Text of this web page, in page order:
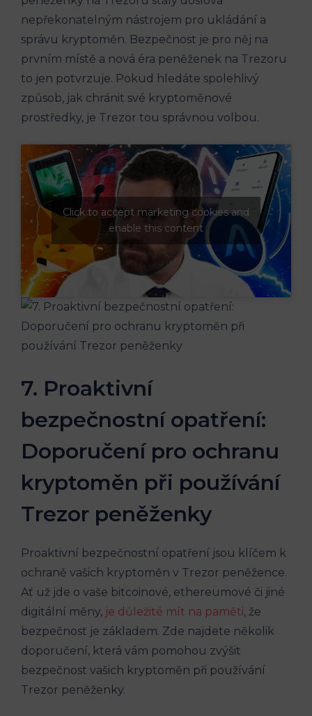
nepřekonatelným nástrojem pro ukládání a
správu kryptoměn. Bezpečnost je pro něj na
prvním místě a nová éra peněženek na Trezoru
to jen potvrzuje. Pokud hledáte spolehlivý
způsob, jak chránit své kryptoměnové
prostředky, je Trezor tou správnou volbou.
Click to accept marketing cookies and
enable this content
7. Proaktivní
bezpečnostní opatření:
Doporučení pro ochranu
kryptoměn při používání
Trezor peněženky
Proaktivní bezpečnostní opatření jsou klíčem k
ochraně vašich kryptoměn v Trezor peněžence.
Ať už jde o vaše bitcoinové, ethereumové či jiné
digitální měny, je důležité mít na paměti, že
bezpečnost je základem. Zde najdete několik
doporučení, která vám pomohou zvýšit
bezpečnost vašich kryptoměn při používání
Trezor peněženky.